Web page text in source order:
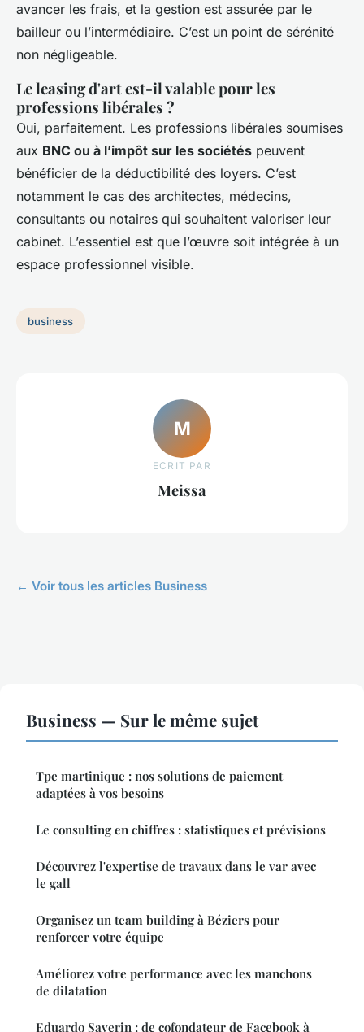
avancer les frais, et la gestion est assurée par le
bailleur ou l’intermédiaire. C’est un point de sérénité
non négligeable.
Le leasing d'art est-il valable pour les
professions libérales ?
Oui, parfaitement. Les professions libérales soumises
aux BNC ou à l’impôt sur les sociétés peuvent
bénéficier de la déductibilité des loyers. C’est
notamment le cas des architectes, médecins,
consultants ou notaires qui souhaitent valoriser leur
cabinet. L’essentiel est que l’œuvre soit intégrée à un
espace professionnel visible.
business
M
ECRIT PAR
Meissa
← Voir tous les articles Business
Business — Sur le même sujet
Tpe martinique : nos solutions de paiement
adaptées à vos besoins
Le consulting en chiffres : statistiques et prévisions
Découvrez l'expertise de travaux dans le var avec
le gall
Organisez un team building à Béziers pour
renforcer votre équipe
Améliorez votre performance avec les manchons
de dilatation
Eduardo Saverin : de cofondateur de Facebook à